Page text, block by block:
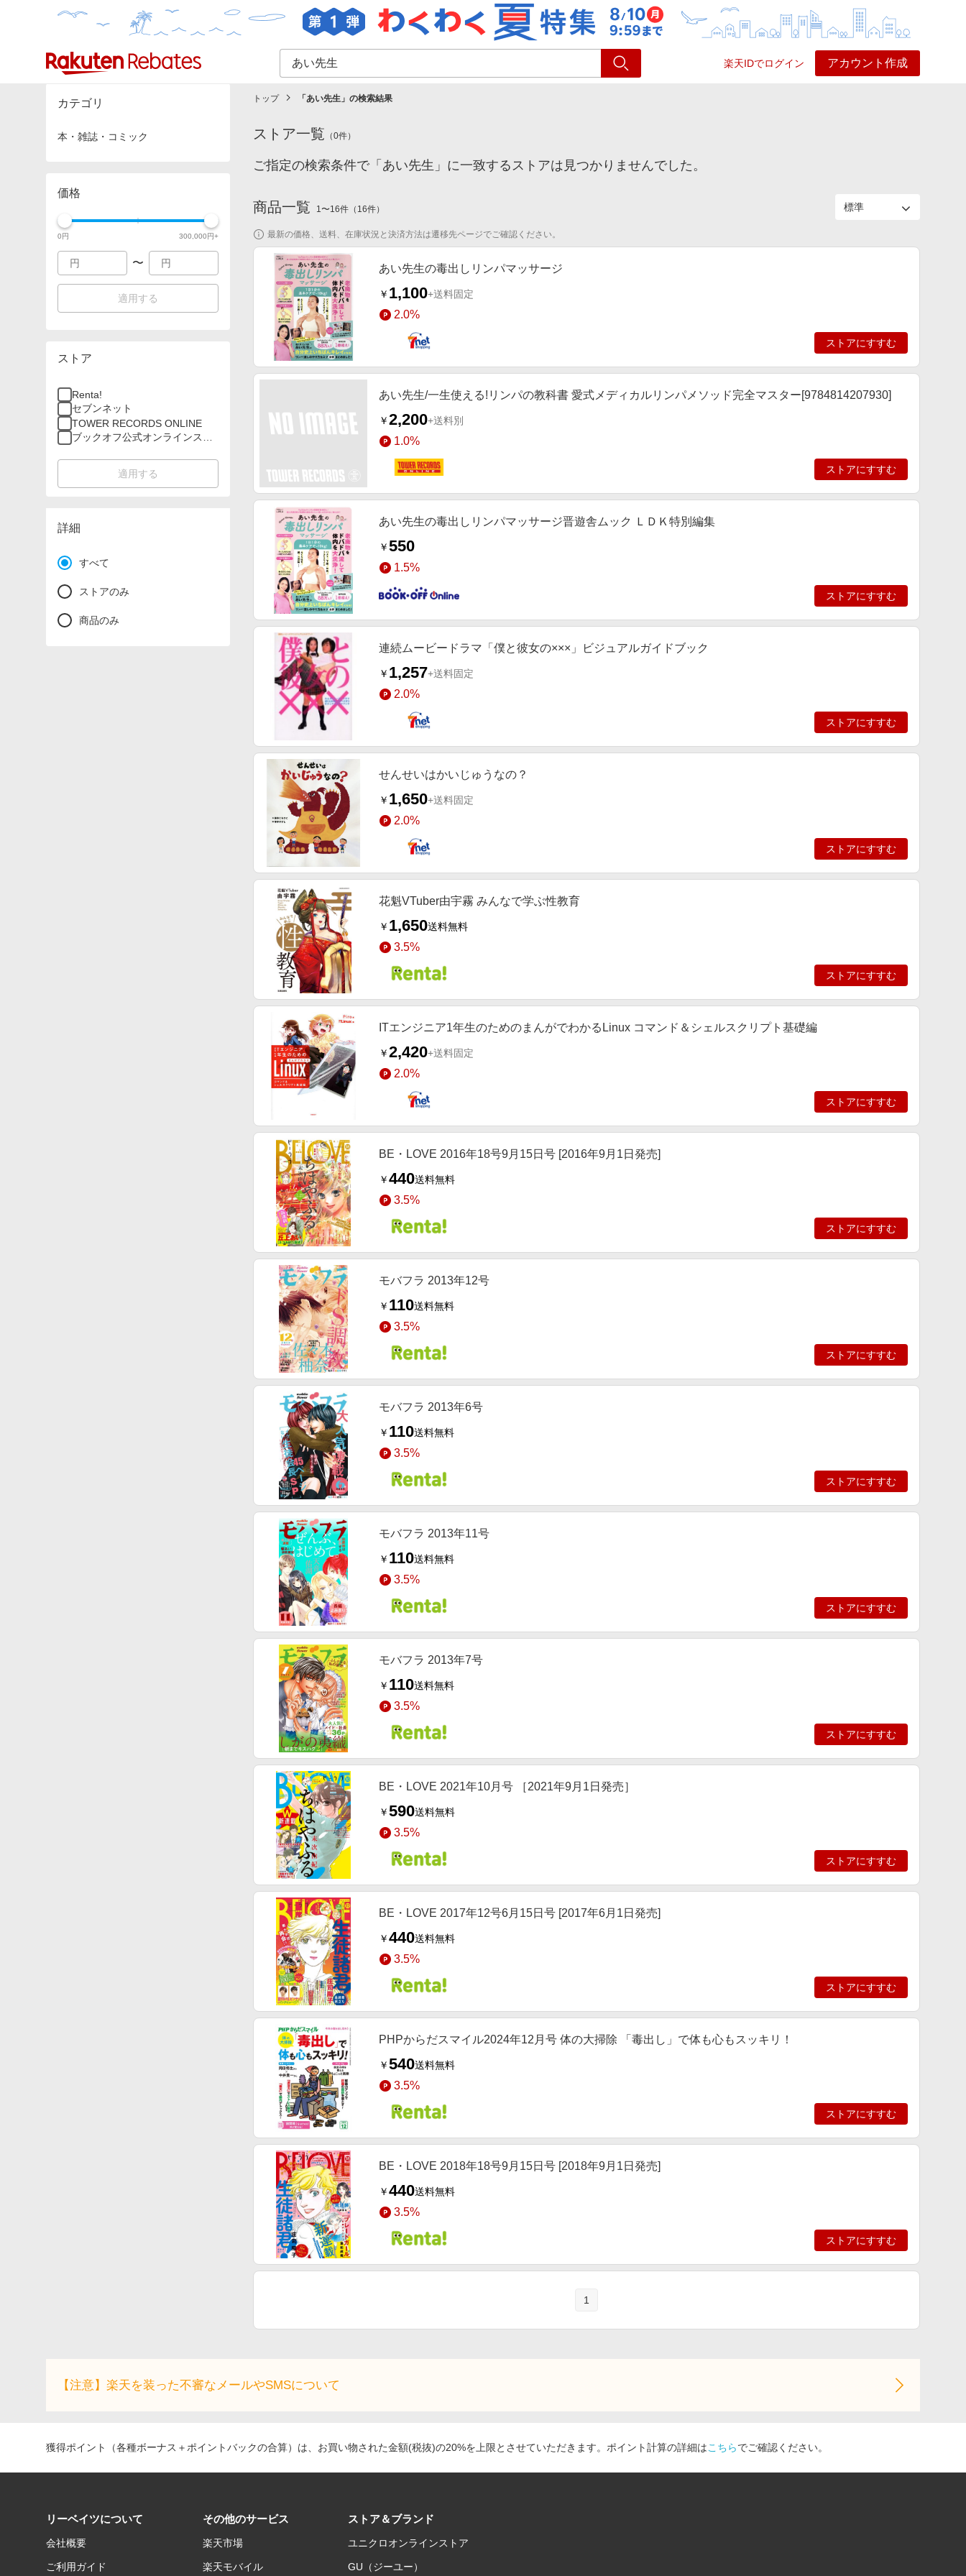
楽天IDでログイン アカウント作成
カテゴリー一覧 イベント一覧 ショッピング
カテゴリ
本・雑誌・コミック
価格
0円 300,000円+
〜
適用する
ストア
Renta!
セブンネット
TOWER RECORDS ONLINE
ブックオフ公式オンラインスト
適用する
詳細
すべて
ストアのみ
商品のみ
トップ 「 あい先生 」の検索結果
ストア一覧 （0件）
ご指定の検索条件で「あい先生」に一致するストアは見つかりませんでした。
商品一覧 1〜16件 （ 16件）
最新の価格、送料、在庫状況と決済方法は遷移先ページでご確認ください。
あい先生の毒出しリンパマッサージ
￥ 1,100+送料固定
2.0%
ストアにすすむ
あい先生/一生使える!リンパの教科書 愛式メディカルリンパメソッド完全マスター[9784814207930]
￥2,200+送料別
1.0%
ストアにすすむ
あい先生の毒出しリンパマッサージ晋遊舎ムック ＬＤＫ特別編集
￥550
1.5%
ストアにすすむ
連続ムービードラマ「僕と彼女の×××」ビジュアルガイドブック
￥ 1,257+送料固定
2.0%
ストアにすすむ
せんせいはかいじゅうなの？
￥ 1,650+送料固定
2.0%
ストアにすすむ
花魁VTuber由宇霧 みんなで学ぶ性教育
￥ 1,650送料無料
3.5%
ストアにすすむ
ITエンジニア1年生のためのまんがでわかるLinux コマンド＆シェルスクリプト基礎編
￥2,420+送料固定
2.0%
ストアにすすむ
BE・LOVE 2016年18号9月15日号 [2016年9月1日発売]
￥440送料無料
3.5%
ストアにすすむ
モバフラ 2013年12号
￥ 110送料無料
3.5%
ストアにすすむ
モバフラ 2013年6号
￥ 110送料無料
3.5%
ストアにすすむ
モバフラ 2013年11号
￥ 110送料無料
3.5%
ストアにすすむ
モバフラ 2013年7号
￥ 110送料無料
3.5%
ストアにすすむ
BE・LOVE 2021年10月号 ［2021年9月1日発売］
￥590送料無料
3.5%
ストアにすすむ
BE・LOVE 2017年12号6月15日号 [2017年6月1日発売]
￥440送料無料
3.5%
ストアにすすむ
PHPからだスマイル2024年12月号 体の大掃除 「毒出し」で体も心もスッキリ！
￥540送料無料
3.5%
ストアにすすむ
BE・LOVE 2018年18号9月15日号 [2018年9月1日発売]
￥440送料無料
3.5%
ストアにすすむ
1
【注意】楽天を装った不審なメールやSMSについて
獲得ポイント（各種ボーナス＋ポイントバックの合算）は、お買い物された金額(税抜)の20%を上限とさせていただきます。ポイント計算の詳細はこちらでご確認ください。
リーベイツについて
会社概要
ご利用ガイド
その他のサービス
楽天市場
楽天モバイル
ストア＆ブランド
ユニクロオンラインストア
GU（ジーユー）